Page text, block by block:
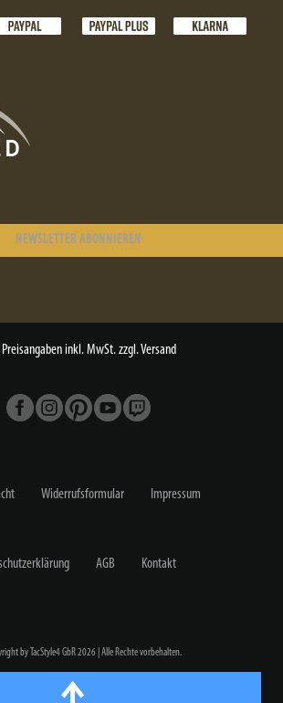
NEWSLETTER ABONNIEREN
inkl. MwSt. zzgl. Versand
Widerrufs­formular Impressum
AGB Kontakt
by TacStyle4 GbR 2026 | Alle Rechte vorbehalten.